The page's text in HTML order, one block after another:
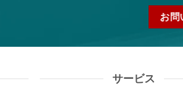
お問
サービス